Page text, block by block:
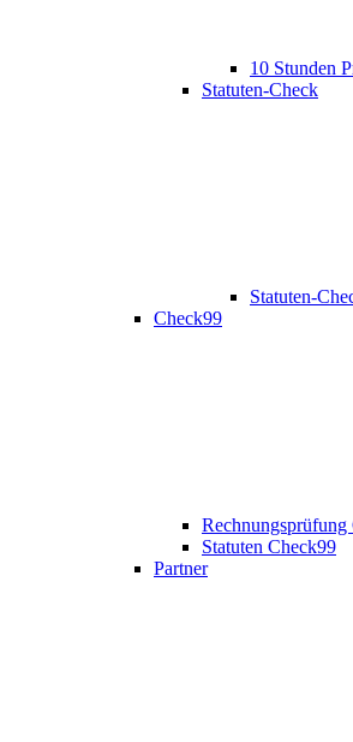
10 Stunden
Statuten-Check
Statuten-
Check99
Rechnungsprüfung
Statuten Check99
Partner